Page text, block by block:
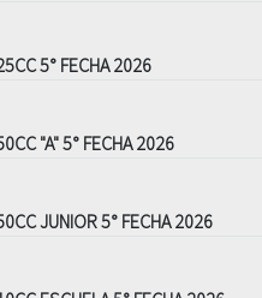
5° FECHA 2026
"A" 5° FECHA 2026
JUNIOR 5° FECHA 2026